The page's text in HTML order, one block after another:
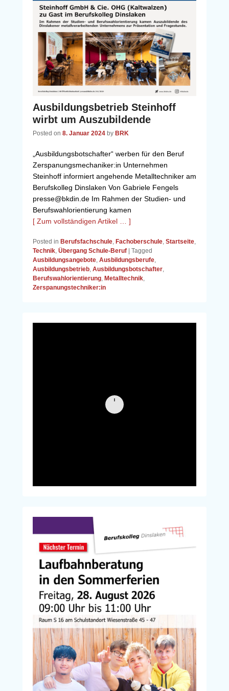
Ausbildungsbetrieb Steinhoff
wirbt um Auszubildende
Posted on 8. Januar 2024 by BRK
„Ausbildungsbotschafter“ werben für den Beruf
Zerspanungsmechaniker:in Unternehmen
Steinhoff informiert angehende Metalltechniker am
Berufskolleg Dinslaken Von Gabriele Fengels
presse@bkdin.de Im Rahmen der Studien- und
Berufswahlorientierung kamen
[ Zum vollständigen Artikel … ]
Posted in Berufsfachschule, Fachoberschule, Startseite,
Technik, Übergang Schule-Beruf
Tagged
Ausbildungsangebote, Ausbildungsberufe,
Ausbildungsbetrieb, Ausbildungsbotschafter,
Berufswahlorientierung, Metalltechnik,
Zerspanungstechniker:in